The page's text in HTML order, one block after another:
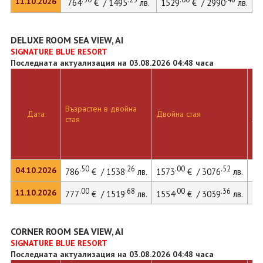
764
€ / 1495 лв. 1529 € / 2990 лв.
DELUXE ROOM SEA VIEW, AI
SIGNATURE BLUE RESORT
Последната актуализация на 03.08.2026 04:48 часа
Дата
04.10.2026
11.10.2026
Възрастен в двойна
стая
Двойна стая
786.50€ / 1538.26 лв. 1573.00€ / 3076.52 лв.
777.00€ / 1519.68 лв. 1554.00€ / 3039.36 лв.
CORNER ROOM SEA VIEW, AI
SIGNATURE BLUE RESORT
Последната актуализация на 03.08.2026 04:48 часа